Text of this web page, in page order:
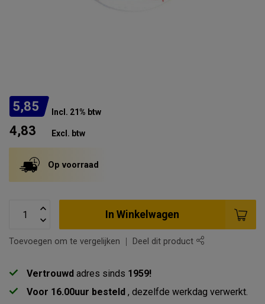
5,85 Incl. 21% btw
4,83 Excl. btw
Op voorraad
In Winkelwagen
Toevoegen om te vergelijken Deel dit product
Vertrouwd adres sinds 1959!
Voor 16.00uur besteld , dezelfde werkdag verwerkt.